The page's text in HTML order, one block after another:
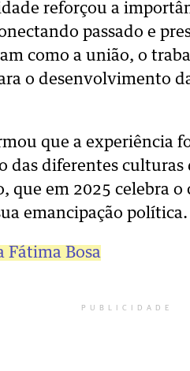
reforçou a
passado e
como a união, o
o desenvolvimento
que a experiência
das diferentes
que em 2025 celebra
emancipação política.
Fátima Bosa
PUBLICIDADE